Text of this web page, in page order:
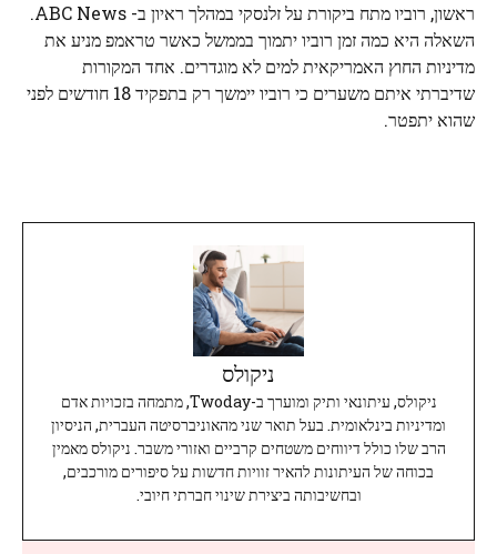
ראשון, רוביו מתח ביקורת על זלנסקי במהלך ראיון ב- ABC News.
השאלה היא כמה זמן רוביו יתמוך בממשל כאשר טראמפ מניע את
מדיניות החוץ האמריקאית למים לא מוגדרים. אחד המקורות
שדיברתי איתם משערים כי רוביו יימשך רק בתפקיד 18 חודשים לפני
שהוא יתפטר.
ניקולס
ניקולס, עיתונאי ותיק ומוערך ב-Twoday, מתמחה בזכויות אדם
ומדיניות בינלאומית. בעל תואר שני מהאוניברסיטה העברית, הניסיון
הרב שלו כולל דיווחים משטחים קרביים ואזורי משבר. ניקולס מאמין
בכוחה של העיתונות להאיר זוויות חדשות על סיפורים מורכבים,
ובחשיבותה ביצירת שינוי חברתי חיובי.